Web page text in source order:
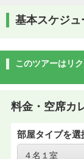
基本スケジュ
このツアーはリ
料金・空席カ
部屋タイプを選